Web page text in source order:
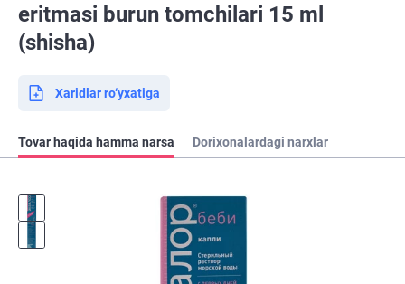
eritmasi burun tomchilari 15 ml
(shisha)
Xaridlar ro‘yxatiga
Tovar haqida hamma narsa Dorixonalardagi narxlar